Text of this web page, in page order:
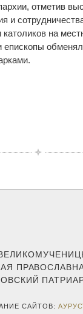
отметив
и
на
епископы
САЙТОВ: